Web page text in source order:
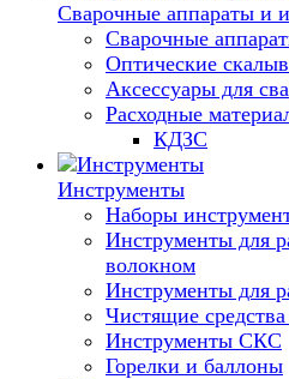
Сварочные аппараты и
Сварочные
Оптические
Аксессуары для
Расходные
КДЗС
Инструменты
Наборы
Инструменты для
волокном
Инструменты для
Чистящие
Инструменты СКС
Горелки и баллоны